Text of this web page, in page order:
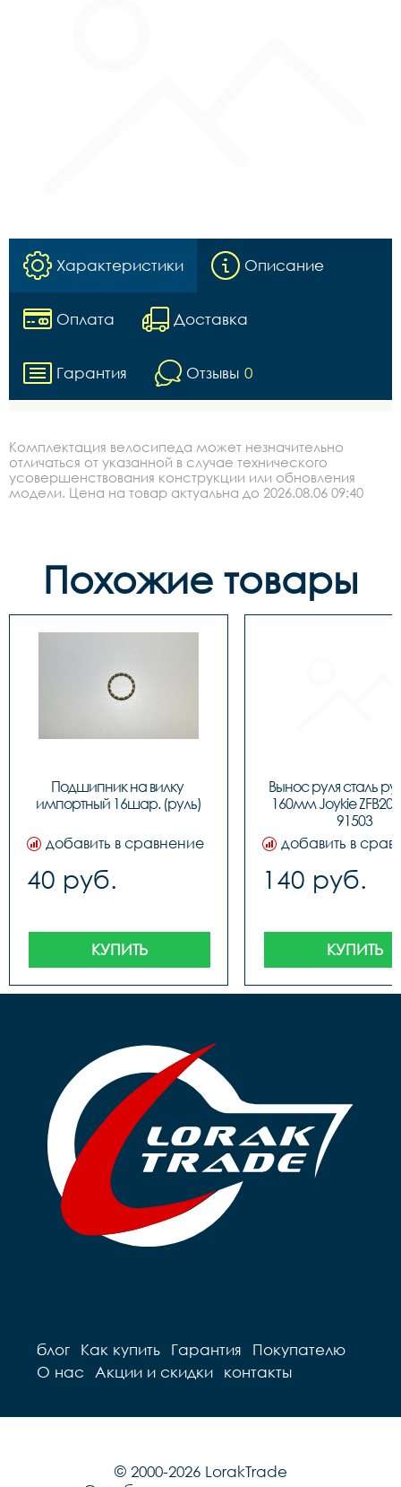
Характеристики Описание
Оплата Доставка
Гарантия Отзывы 0
Комплектация велосипеда может незначительно
отличаться от указанной в случае технического
усовершенствования конструкции или обновления
модели. Цена на товар актуальна до 2026.08.06 09:40
Похожие товары
Подшипник на вилку
импортный 16шар. (руль)
добавить в сравнение
40 руб.
КУПИТЬ
Вынос руля сталь
160мм Joykie
91503
добавить в
140 руб.
КУПИТЬ
блог Как купить Гарантия
Покупателю
О нас
Акции и скидки контакты
© 2000-2026 LorakTrade